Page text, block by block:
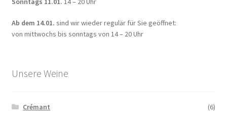
Ab dem 14.01. sind wir wieder regulär für Sie geöffnet:
von mittwochs bis sonntags von 14 – 20 Uhr
Unsere Weine
Crémant
(6)